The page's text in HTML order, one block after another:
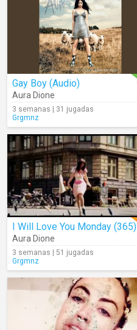
Gay Boy (Audio)
Aura Dione
3 semanas | 31 jugadas
Grgmnz
I Will Love You Monday (365)
Aura Dione
3 semanas | 51 jugadas
Grgmnz